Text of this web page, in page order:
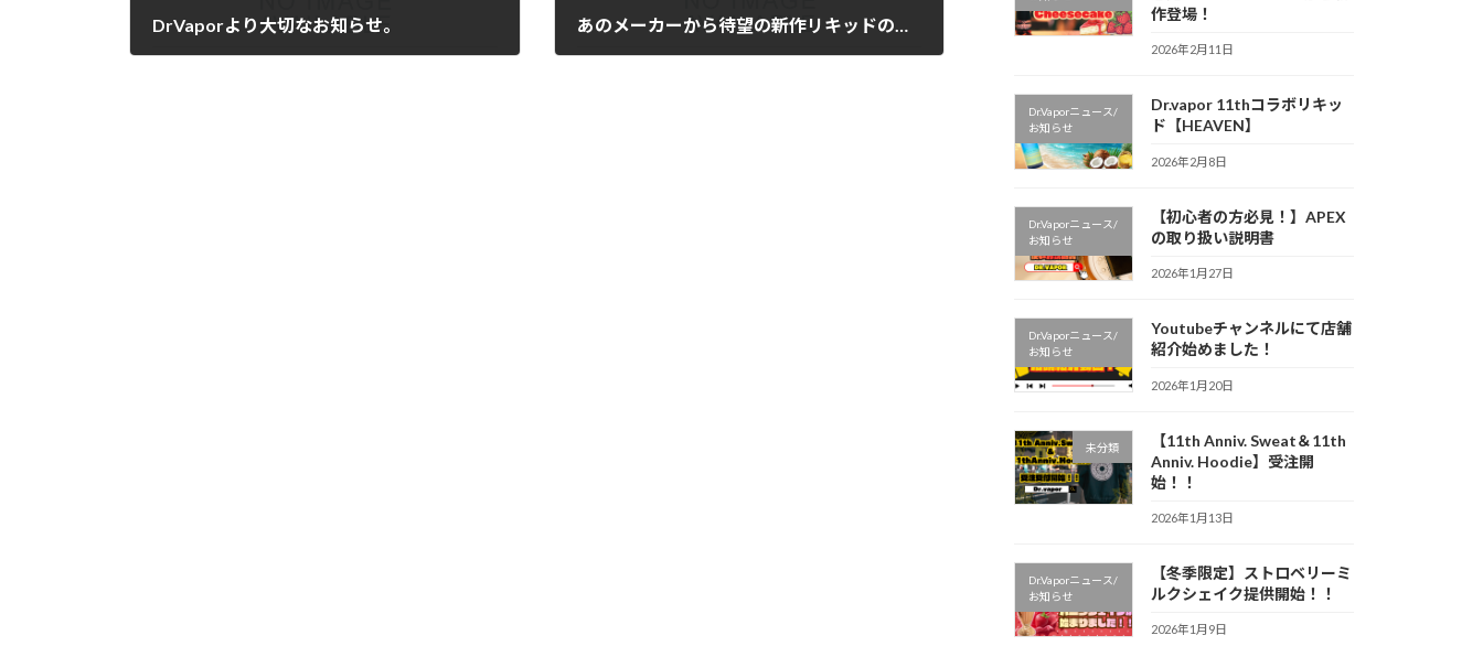
DrVaporより大切なお知らせ。 あのメーカーから待望の新作リキッドの登場です！
作登場！
2026年2月11日
Dr.Vaporニュース/
お知らせ
Dr.vapor 11thコラボリキッ
ド【HEAVEN】
2026年2月8日
Dr.Vaporニュース/
お知らせ
【初心者の方必見！】APEX
の取り扱い説明書
2026年1月27日
Dr.Vaporニュース/
お知らせ
Youtubeチャンネルにて店舗
紹介始めました！
2026年1月20日
未分類
【11th Anniv. Sweat＆11th
Anniv. Hoodie】受注開
始！！
2026年1月13日
Dr.Vaporニュース/
お知らせ
【冬季限定】ストロベリーミ
ルクシェイク提供開始！！
2026年1月9日